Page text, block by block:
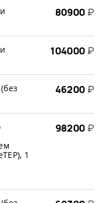
80900 ₽
104000 ₽
46200 ₽
1
98200 ₽